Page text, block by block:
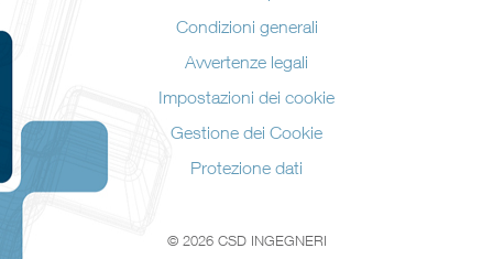
Condizioni generali
Avvertenze legali
Impostazioni dei cookie
Gestione dei Cookie
Protezione dati
© 2026 CSD INGEGNERI